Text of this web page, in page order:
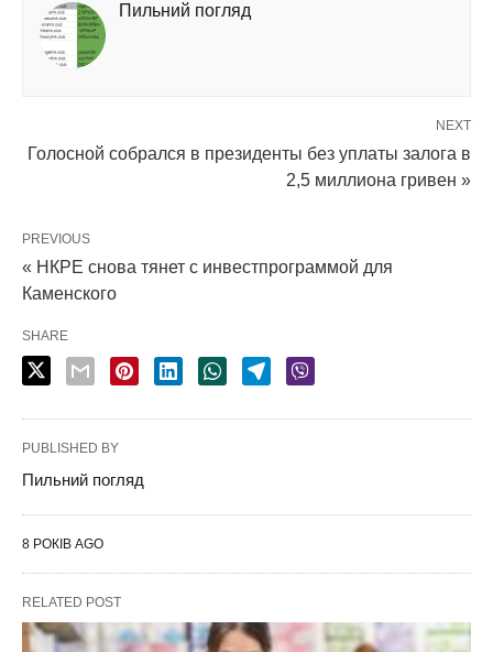
Пильний погляд
NEXT
Голосной собрался в президенты без уплаты залога в
2,5 миллиона гривен »
PREVIOUS
« НКРЕ снова тянет с инвестпрограммой для
Каменского
SHARE
PUBLISHED BY
Пильний погляд
8 РОКІВ AGO
RELATED POST